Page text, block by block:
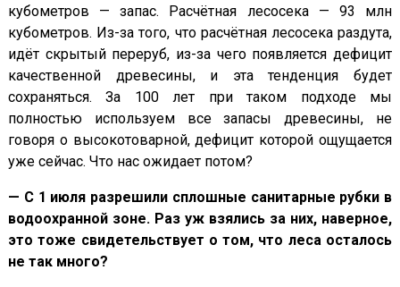
кубометров — запас. Расчётная лесосека — 93 млн
кубометров. Из-за того, что расчётная лесосека раздута,
идёт скрытый переруб, из-за чего появляется дефицит
качественной древесины, и эта тенденция будет
сохраняться. За 100 лет при таком подходе мы
полностью используем все запасы древесины, не
говоря о высокотоварной, дефицит которой ощущается
уже сейчас. Что нас ожидает потом?
— С 1 июля разрешили сплошные санитарные рубки в
водоохранной зоне. Раз уж взялись за них, наверное,
это тоже свидетельствует о том, что леса осталось
не так много?